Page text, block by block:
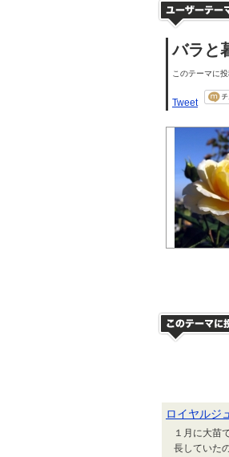
バラと
このテーマに
Tweet
ロイヤルジ
１月に大苗
長していた